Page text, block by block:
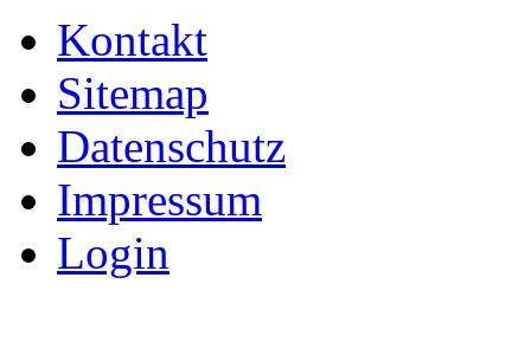
Kontakt
Sitemap
Datenschutz
Impressum
Login